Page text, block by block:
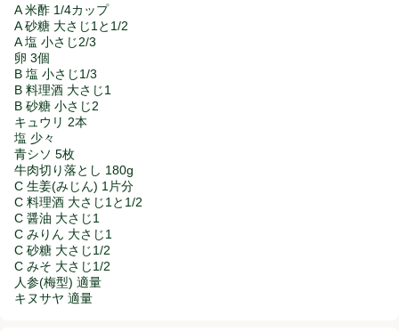
A 米酢 1/4カップ
A 砂糖 大さじ1と1/2
A 塩 小さじ2/3
卵 3個
B 塩 小さじ1/3
B 料理酒 大さじ1
B 砂糖 小さじ2
キュウリ 2本
塩 少々
青シソ 5枚
牛肉切り落とし 180g
C 生姜(みじん) 1片分
C 料理酒 大さじ1と1/2
C 醤油 大さじ1
C みりん 大さじ1
C 砂糖 大さじ1/2
C みそ 大さじ1/2
人参(梅型) 適量
キヌサヤ 適量